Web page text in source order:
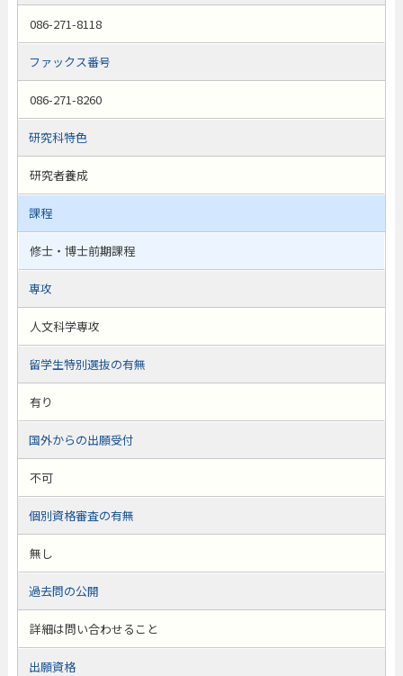
086-271-8118
ファックス番号
086-271-8260
研究科特色
研究者養成
課程
修士・博士前期課程
専攻
人文科学専攻
留学生特別選抜の有無
有り
国外からの出願受付
不可
個別資格審査の有無
無し
過去問の公開
詳細は問い合わせること
出願資格